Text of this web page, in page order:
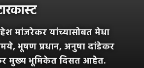
मांजरेकर यांच्यासोबत मेधा
भूषण प्रधान, अनुषा दांडेकर
मुख्य भूमिकेत दिसत आहेत.